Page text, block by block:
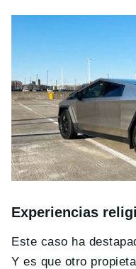
Experiencias
Este caso ha
Y es que otro